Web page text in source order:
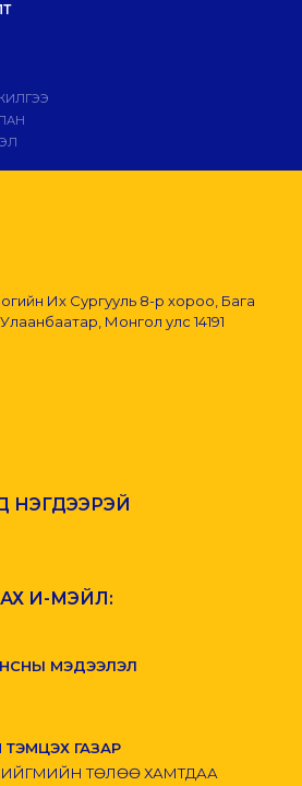
Их Сургууль 8-р хороо, Бага
Улаанбаатар, Монгол улс 14191
НЭГДЭЭРЭЙ
И-МЭЙЛ:
МЭДЭЭЛЭЛ
ТЭМЦЭХ ГАЗАР
ТӨЛӨӨ ХАМТДАА